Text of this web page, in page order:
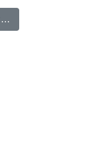
…
ーション